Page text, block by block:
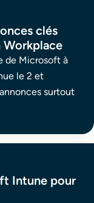
clés
Workplace
de Microsoft à
le 2 et
surtout
Intune pour